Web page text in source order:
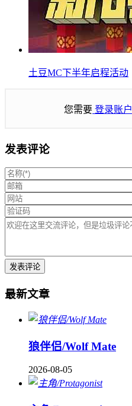
土豆MC下半年启程活动
您需要 登录账户
发表评论
最新文章
狼伴侣/Wolf Mate
2026-08-05